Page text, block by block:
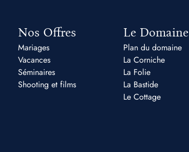
Nos Offres
Mariages
Vacances
Séminaires
Shooting et films
Le Domaine
Plan du domaine
La Corniche
La Folie
La Bastide
Le Cottage